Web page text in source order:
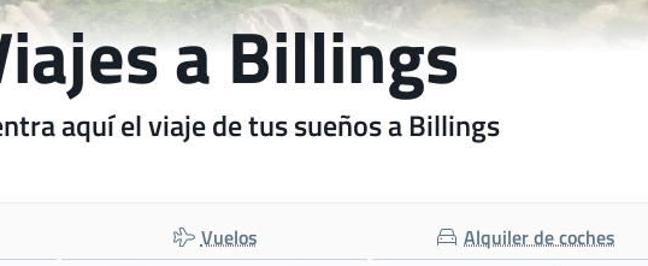
a Billings
aquí el viaje de tus sueños a Billings
Vuelos Alquiler de coches